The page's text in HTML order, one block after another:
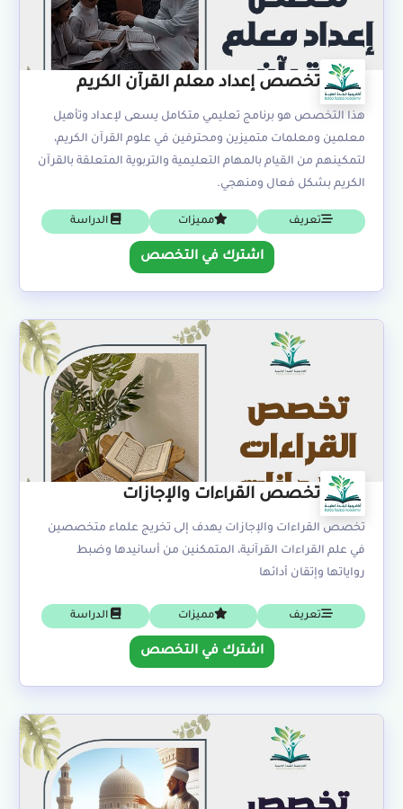
تخصص إعداد معلم القرآن الكريم
هذا التخصص هو برنامج تعليمي متكامل يسعى لإعداد وتأهيل
معلمين ومعلمات متميزين ومحترفين في علوم القرآن الكريم،
لتمكينهم من القيام بالمهام التعليمية والتربوية المتعلقة بالقرآن
الكريم بشكل فعال ومنهجي.
تعريف مميزات الدراسة
اشترك في التخصص
تخصص القراءات والإجازات
تخصص القراءات والإجازات يهدف إلى تخريج علماء متخصصين
في علم القراءات القرآنية، المتمكنين من أسانيدها وضبط
رواياتها وإتقان أدائها
تعريف مميزات الدراسة
اشترك في التخصص